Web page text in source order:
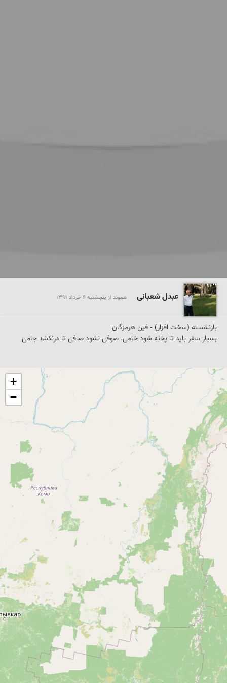
عبدل شعبانی هموند از پنجشنبه 4 خرداد 1391
بسیار سفر باید تا پخته شود خامی. صوفی نشود صافی تا درنکشد جامی
+
−